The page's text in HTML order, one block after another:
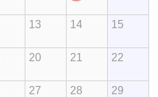
13 14 15
20 21 22
27 28 29